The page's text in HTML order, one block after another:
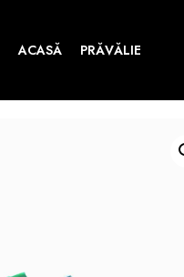
ACASĂ PRĂVĂLIE